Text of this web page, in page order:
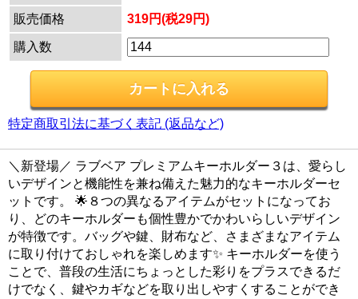
販売価格
319円(税29円)
購入数
特定商取引法に基づく表記 (返品など)
＼新登場／ ラブベア プレミアムキーホルダー３は、愛らし
いデザインと機能性を兼ね備えた魅力的なキーホルダーセ
ットです。 🌟８つの異なるアイテムがセットになってお
り、どのキーホルダーも個性豊かでかわいらしいデザイン
が特徴です。バッグや鍵、財布など、さまざまなアイテム
に取り付けておしゃれを楽しめます✨ キーホルダーを使う
ことで、普段の生活にちょっとした彩りをプラスできるだ
けでなく、鍵やカギなどを取り出しやすくすることができ